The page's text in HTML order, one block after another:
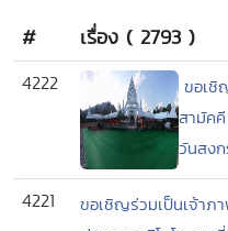
# เรื่อง ( 2793 )
4222
ขอเชิ
สามัคคี
วันสง
4221
ขอเชิญร่วมเป็นเจ้าภ